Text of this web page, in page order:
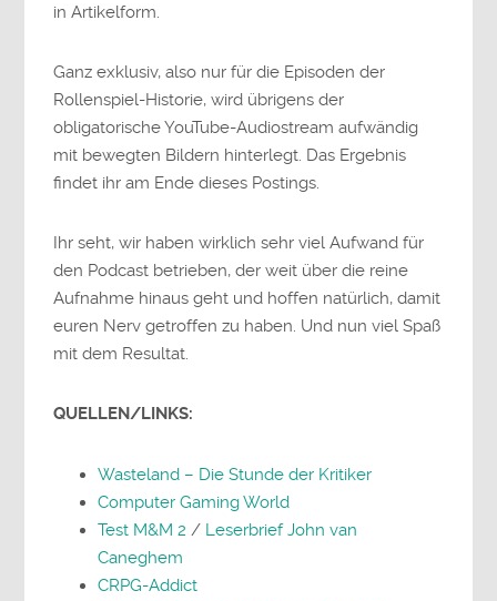
in Artikelform.
Ganz exklusiv, also nur für die Episoden der
Rollenspiel-Historie, wird übrigens der
obligatorische YouTube-Audiostream aufwändig
mit bewegten Bildern hinterlegt. Das Ergebnis
findet ihr am Ende dieses Postings.
Ihr seht, wir haben wirklich sehr viel Aufwand für
den Podcast betrieben, der weit über die reine
Aufnahme hinaus geht und hoffen natürlich, damit
euren Nerv getroffen zu haben. Und nun viel Spaß
mit dem Resultat.
QUELLEN/LINKS:
Wasteland – Die Stunde der Kritiker
Computer Gaming World
Test M&M 2 / Leserbrief John van
Caneghem
CRPG-Addict